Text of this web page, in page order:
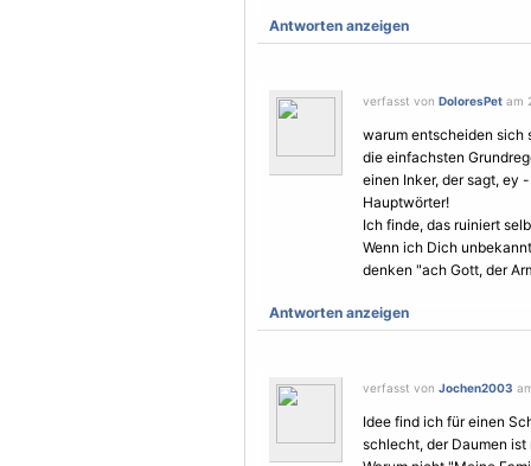
Antworten anzeigen
verfasst von DoloresPet am
warum entscheiden sich
die einfachsten
einen Inker, der sagt, ey
Hauptwörter!
Ich finde, das ruiniert
Wenn ich Dich
denken "ach Gott, der
Antworten anzeigen
verfasst von Jochen2003
Idee find ich für einen
schlecht, der Daumen